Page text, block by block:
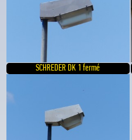
SCHREDER DK 1 fermé